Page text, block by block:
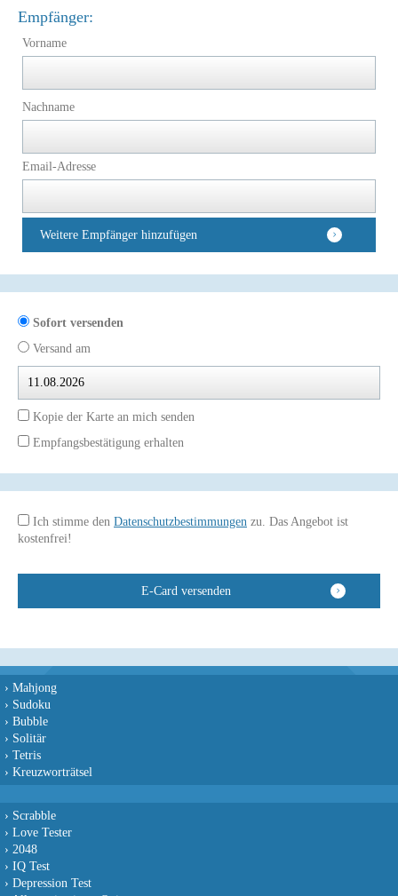
Empfänger:
Vorname
Nachname
Email-Adresse
Weitere Empfänger hinzufügen
Sofort versenden
Versand am
Kopie der Karte an mich senden
Empfangsbestätigung erhalten
Ich stimme den Datenschutzbestimmungen zu. Das Angebot ist
kostenfrei!
› Mahjong
› Sudoku
› Bubble
› Solitär
› Tetris
› Kreuzworträtsel
› Scrabble
› Love Tester
› 2048
› IQ Test
› Depression Test